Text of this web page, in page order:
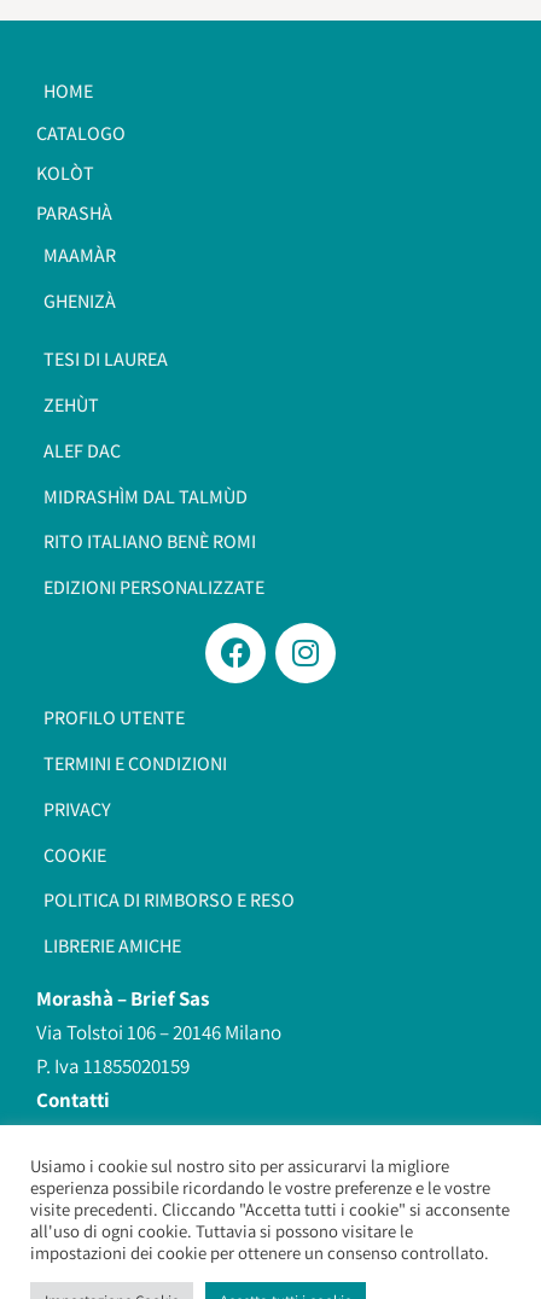
HOME
CATALOGO
KOLÒT
PARASHÀ
MAAMÀR
GHENIZÀ
TESI DI LAUREA
ZEHÙT
ALEF DAC
MIDRASHÌM DAL TALMÙD
RITO ITALIANO BENÈ ROMI​
EDIZIONI PERSONALIZZATE
PROFILO UTENTE
TERMINI E CONDIZIONI
PRIVACY
COOKIE
POLITICA DI RIMBORSO E RESO
LIBRERIE AMICHE
Morashà –Brief Sas
Via Tolstoi 106 – 20146 Milano
P. Iva 11855020159
Contatti
redazione@morasha.it
339 8596707
(anche Whatsapp)
Morashà – Brief Sas – Copyright 2026. All Rights Reserved.
Usiamo i cookie sul nostro sito per assicurarvi la migliore
esperienza possibile ricordando le vostre preferenze e le vostre
visite precedenti. Cliccando "Accetta tutti i cookie" si acconsente
all'uso di ogni cookie. Tuttavia si possono visitare le
impostazioni dei cookie per ottenere un consenso controllato.